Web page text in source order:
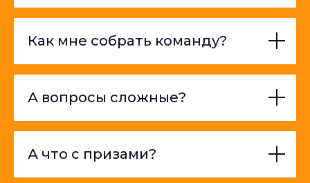
Как мне собрать команду?
А вопросы сложные?
А что с призами?